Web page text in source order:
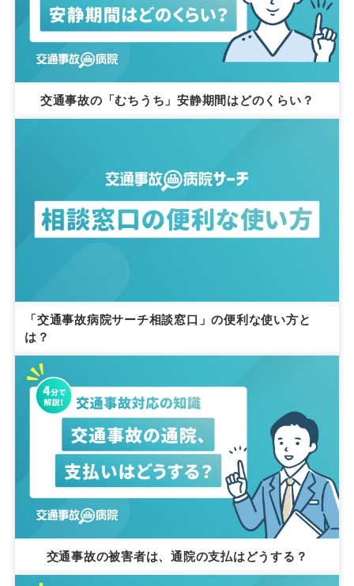
交通事故の「むちうち」安静期間はどのくらい？
「交通事故病院サーチ相談窓口」の便利な使い方と
は？
交通事故の被害者は、通院の支払はどうする？